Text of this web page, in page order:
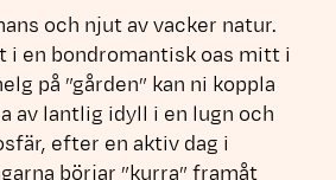
och njut av vacker natur.
i en bondromantisk oas mitt i
på ”gården” kan ni koppla
av lantlig idyll i en lugn och
efter en aktiv dag i
börjar ”kurra” framåt